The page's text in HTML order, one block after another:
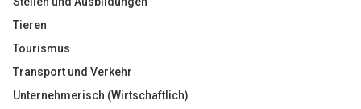
Tieren
Tourismus
Transport und Verkehr
Unternehmerisch (Wirtschaftlich)